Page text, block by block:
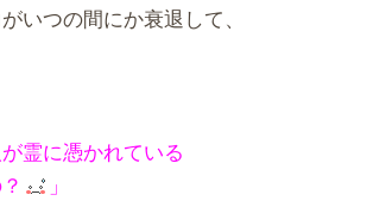
いつの間にか衰退して、
が霊に憑かれている
」